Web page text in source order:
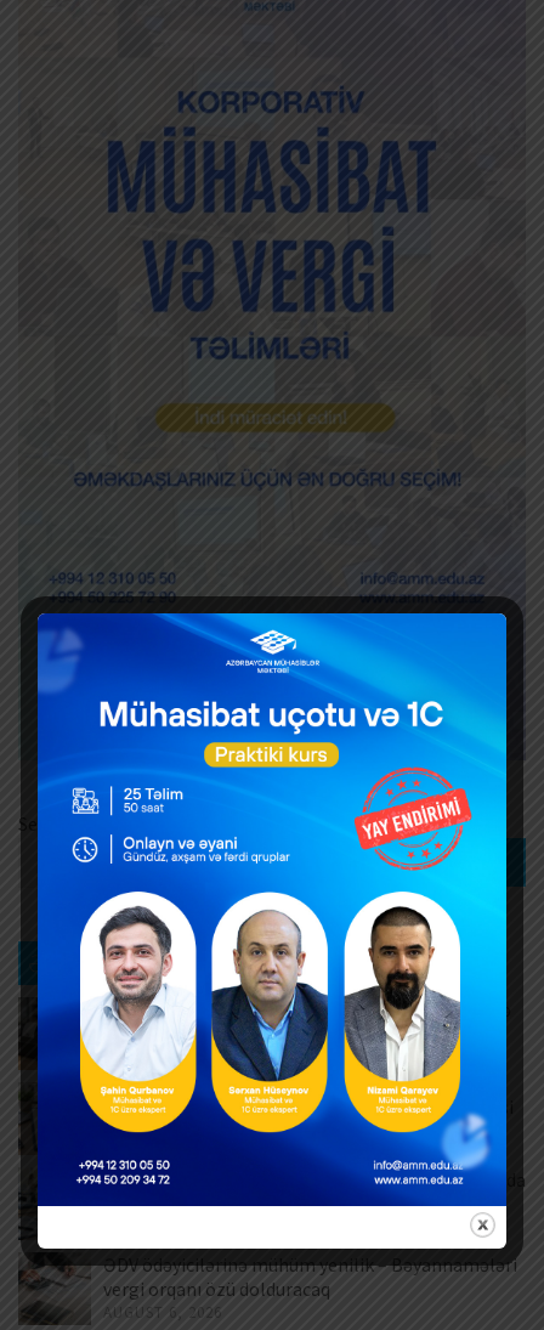
Search
Search
Ən son xəbərlər
Yeni nəsil NKA-lar vasitəsilə qeydə alınan dövriyyə
artıb
AUGUST 10, 2026
Müntəzəm və daimi xidmətlərin rəsmiləşdirilməsi
AUGUST 7, 2026
Məşğulluq Strategiyası 2026–2030: Əmək bazarında
yeni hədəflər
ƏDV ödəyicilərinə mühüm yenilik – Bəyannamələri
vergi orqanı özü dolduracaq
AUGUST 6, 2026